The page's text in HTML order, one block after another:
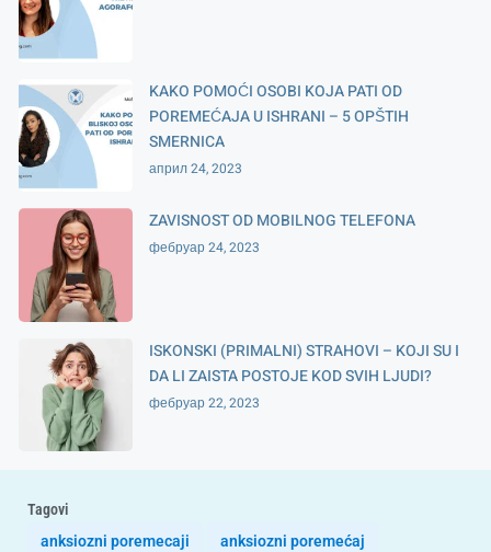
KAKO POMOĆI OSOBI KOJA PATI OD
POREMEĆAJA U ISHRANI – 5 OPŠTIH
SMERNICA
април 24, 2023
ZAVISNOST OD MOBILNOG TELEFONA
фебруар 24, 2023
ISKONSKI (PRIMALNI) STRAHOVI – KOJI SU I
DA LI ZAISTA POSTOJE KOD SVIH LJUDI?
фебруар 22, 2023
Tagovi
anksiozni poremecaji
anksiozni poremećaj